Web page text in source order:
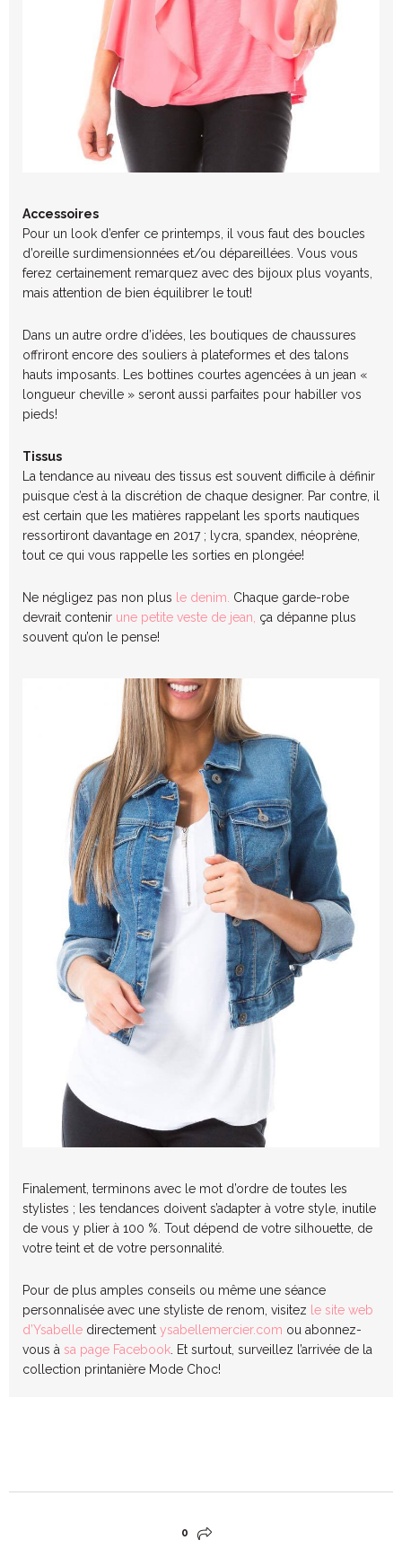
Accessoires
Pour un look d’enfer ce printemps, il vous faut des boucles
d’oreille surdimensionnées et/ou dépareillées. Vous vous
ferez certainement remarquez avec des bijoux plus voyants,
mais attention de bien équilibrer le tout!
Dans un autre ordre d’idées, les boutiques de chaussures
offriront encore des souliers à plateformes et des talons
hauts imposants. Les bottines courtes agencées à un jean «
longueur cheville » seront aussi parfaites pour habiller vos
pieds!
Tissus
La tendance au niveau des tissus est souvent difficile à définir
puisque c’est à la discrétion de chaque designer. Par contre, il
est certain que les matières rappelant les sports nautiques
ressortiront davantage en 2017 ; lycra, spandex, néoprène,
tout ce qui vous rappelle les sorties en plongée!
Ne négligez pas non plus le denim. Chaque garde-robe
devrait contenir une petite veste de jean, ça dépanne plus
souvent qu’on le pense!
Finalement, terminons avec le mot d’ordre de toutes les
stylistes ; les tendances doivent s’adapter à votre style, inutile
de vous y plier à 100 %. Tout dépend de votre silhouette, de
votre teint et de votre personnalité.
Pour de plus amples conseils ou même une séance
personnalisée avec une styliste de renom, visitez le site web
d’Ysabelle directement ysabellemercier.com ou abonnez-
vous à sa page Facebook. Et surtout, surveillez l’arrivée de la
collection printanière Mode Choc!
0